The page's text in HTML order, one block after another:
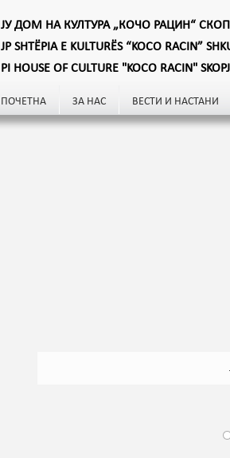
ЈУ ДОМ НА КУЛТУРА „КОЧО РАЦИН“
JP SHTËPIA E KULTURËS “KOCO RACIN”
PI HOUSE OF CULTURE "KOCO RACIN"
ПОЧЕТНА ЗА НАС ВЕСТИ И НАСТАНИ